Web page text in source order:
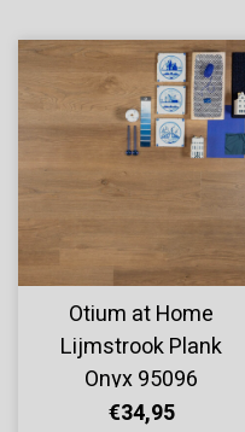
Otium at Home
Lijmstrook Plank
Onyx 95096
€34,95